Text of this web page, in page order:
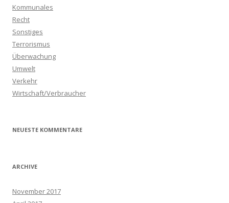
Kommunales
Recht
Sonstiges
Terrorismus
Überwachung
Umwelt
Verkehr
Wirtschaft/Verbraucher
NEUESTE KOMMENTARE
ARCHIVE
November 2017